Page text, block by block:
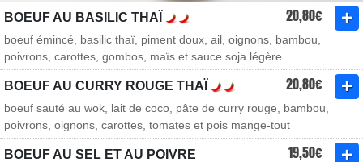
BOEUF AU BASILIC THAÏ 20,80€
boeuf émincé, basilic thaï, piment doux, ail, oignons, bambou,
poivrons, carottes, gombos, maïs et sauce soja légère
BOEUF AU CURRY ROUGE THAÏ 20,80€
boeuf sauté au wok, lait de coco, pâte de curry rouge, bambou,
poivrons, oignons, carottes, tomates et pois mange-tout
BOEUF AU SEL ET AU POIVRE 19,50€